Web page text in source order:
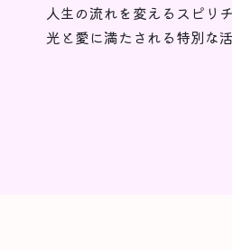
人生の流れを変えるスピリ
光と愛に満たされる特別な